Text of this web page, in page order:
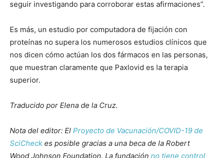
seguir investigando para corroborar estas afirmaciones”.
Es más, un estudio por computadora de fijación con
proteínas no supera los numerosos estudios clínicos que
nos dicen cómo actúan los dos fármacos en las personas,
que muestran claramente que Paxlovid es la terapia
superior.
Traducido por Elena de la Cruz.
Nota del editor: El Proyecto de Vacunación/COVID-19 de
SciCheck es posible gracias a una beca de la Robert
Wood Johnson Foundation. La fundación no tiene control